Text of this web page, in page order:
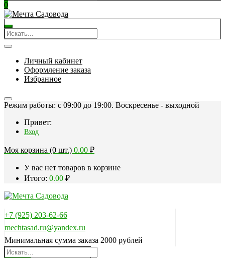
0
Личный кабинет
Оформление заказа
Избранное
Режим работы: c 09:00 до 19:00. Воскресенье - выходной
Привет:
Вход
Моя корзина (0 шт.) 0.00 ₽
У вас нет товаров в корзине
Итого: 0.00 ₽
+7 (925) 203-62-66
mechtasad.ru@yandex.ru
Минимальная сумма заказа 2000 рублей